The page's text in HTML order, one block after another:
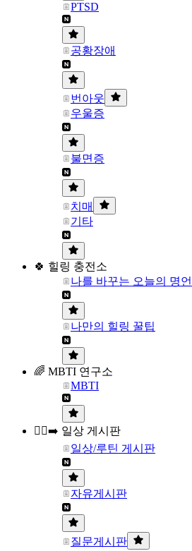
PTSD
공황장애
번아웃
우울증
불면증
치매
기타
🍀 힐링 충전소
나를 바꾸는 오늘의 명언
나만의 힐링 꿀팁
🌈 MBTI 연구소
MBTI
🏃‍♀️‍➡️ 일상 게시판
일상/루틴 게시판
자유게시판
질문게시판